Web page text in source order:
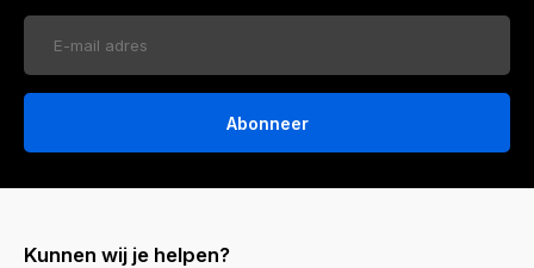
Abonneer
Kunnen wij je helpen?